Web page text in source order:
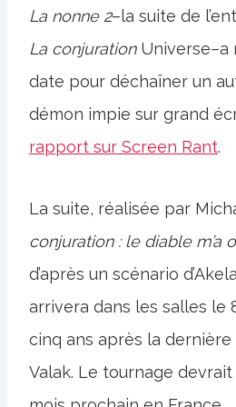
La nonne 2–la suite de
La conjurationUniverse–a
date pour déchaîner un
démon impie sur grand
rapport sur Screen Rant.
La suite, réalisée par
conjuration : le diable m’a
d’après un scénario
arrivera dans les salles le
cinq ans après la
Valak. Le tournage